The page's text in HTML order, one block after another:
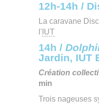
12h-14h /
La caravane
l' IUT
14h /
Jardin, IUT
Création
min
Trois nageuses